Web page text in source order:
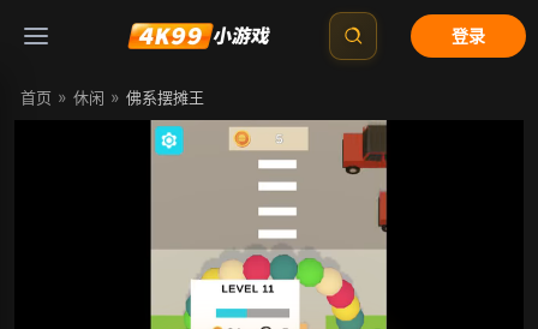
登录
首页 » 休闲 » 佛系摆摊王